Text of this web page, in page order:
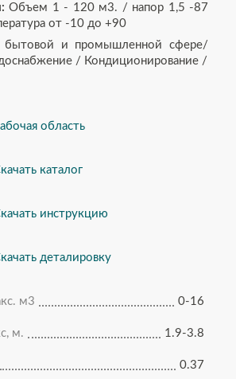
Объем 1 - 120 м3. / напор 1,5 -87
от -10 до +90
и промышленной сфере/
/ Кондиционирование /
область
каталог
инструкцию
деталировку
м3 0-16
м. 1.9-3.8
0.37